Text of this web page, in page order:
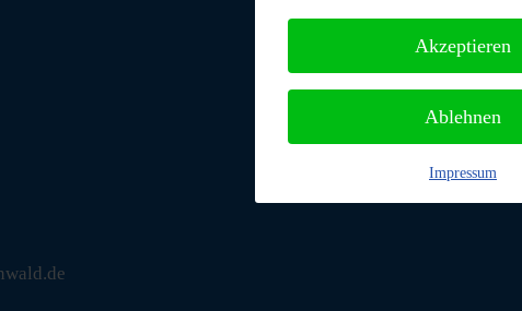
Akzeptieren
Ablehnen
Impressum